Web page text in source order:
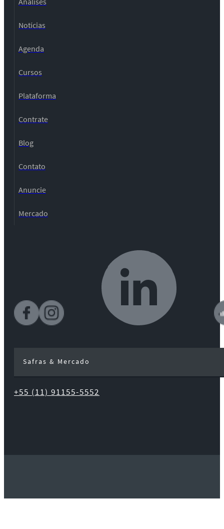
Notícias
Agenda
Cursos
Plataforma
Contrate
Blog
Contato
Anuncie
Mercado
Safras & Mercado
+55 (11) 91155-5552